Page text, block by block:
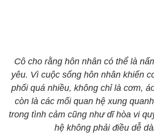
Cô cho rằng hôn nhân có thể là
yêu. Vì cuộc sống hôn nhân khiến
phối quá nhiều, không chỉ là cơm,
còn là các mối quan hệ xung
trong tình cảm cũng như dĩ hòa vi
hệ không phải điều dễ